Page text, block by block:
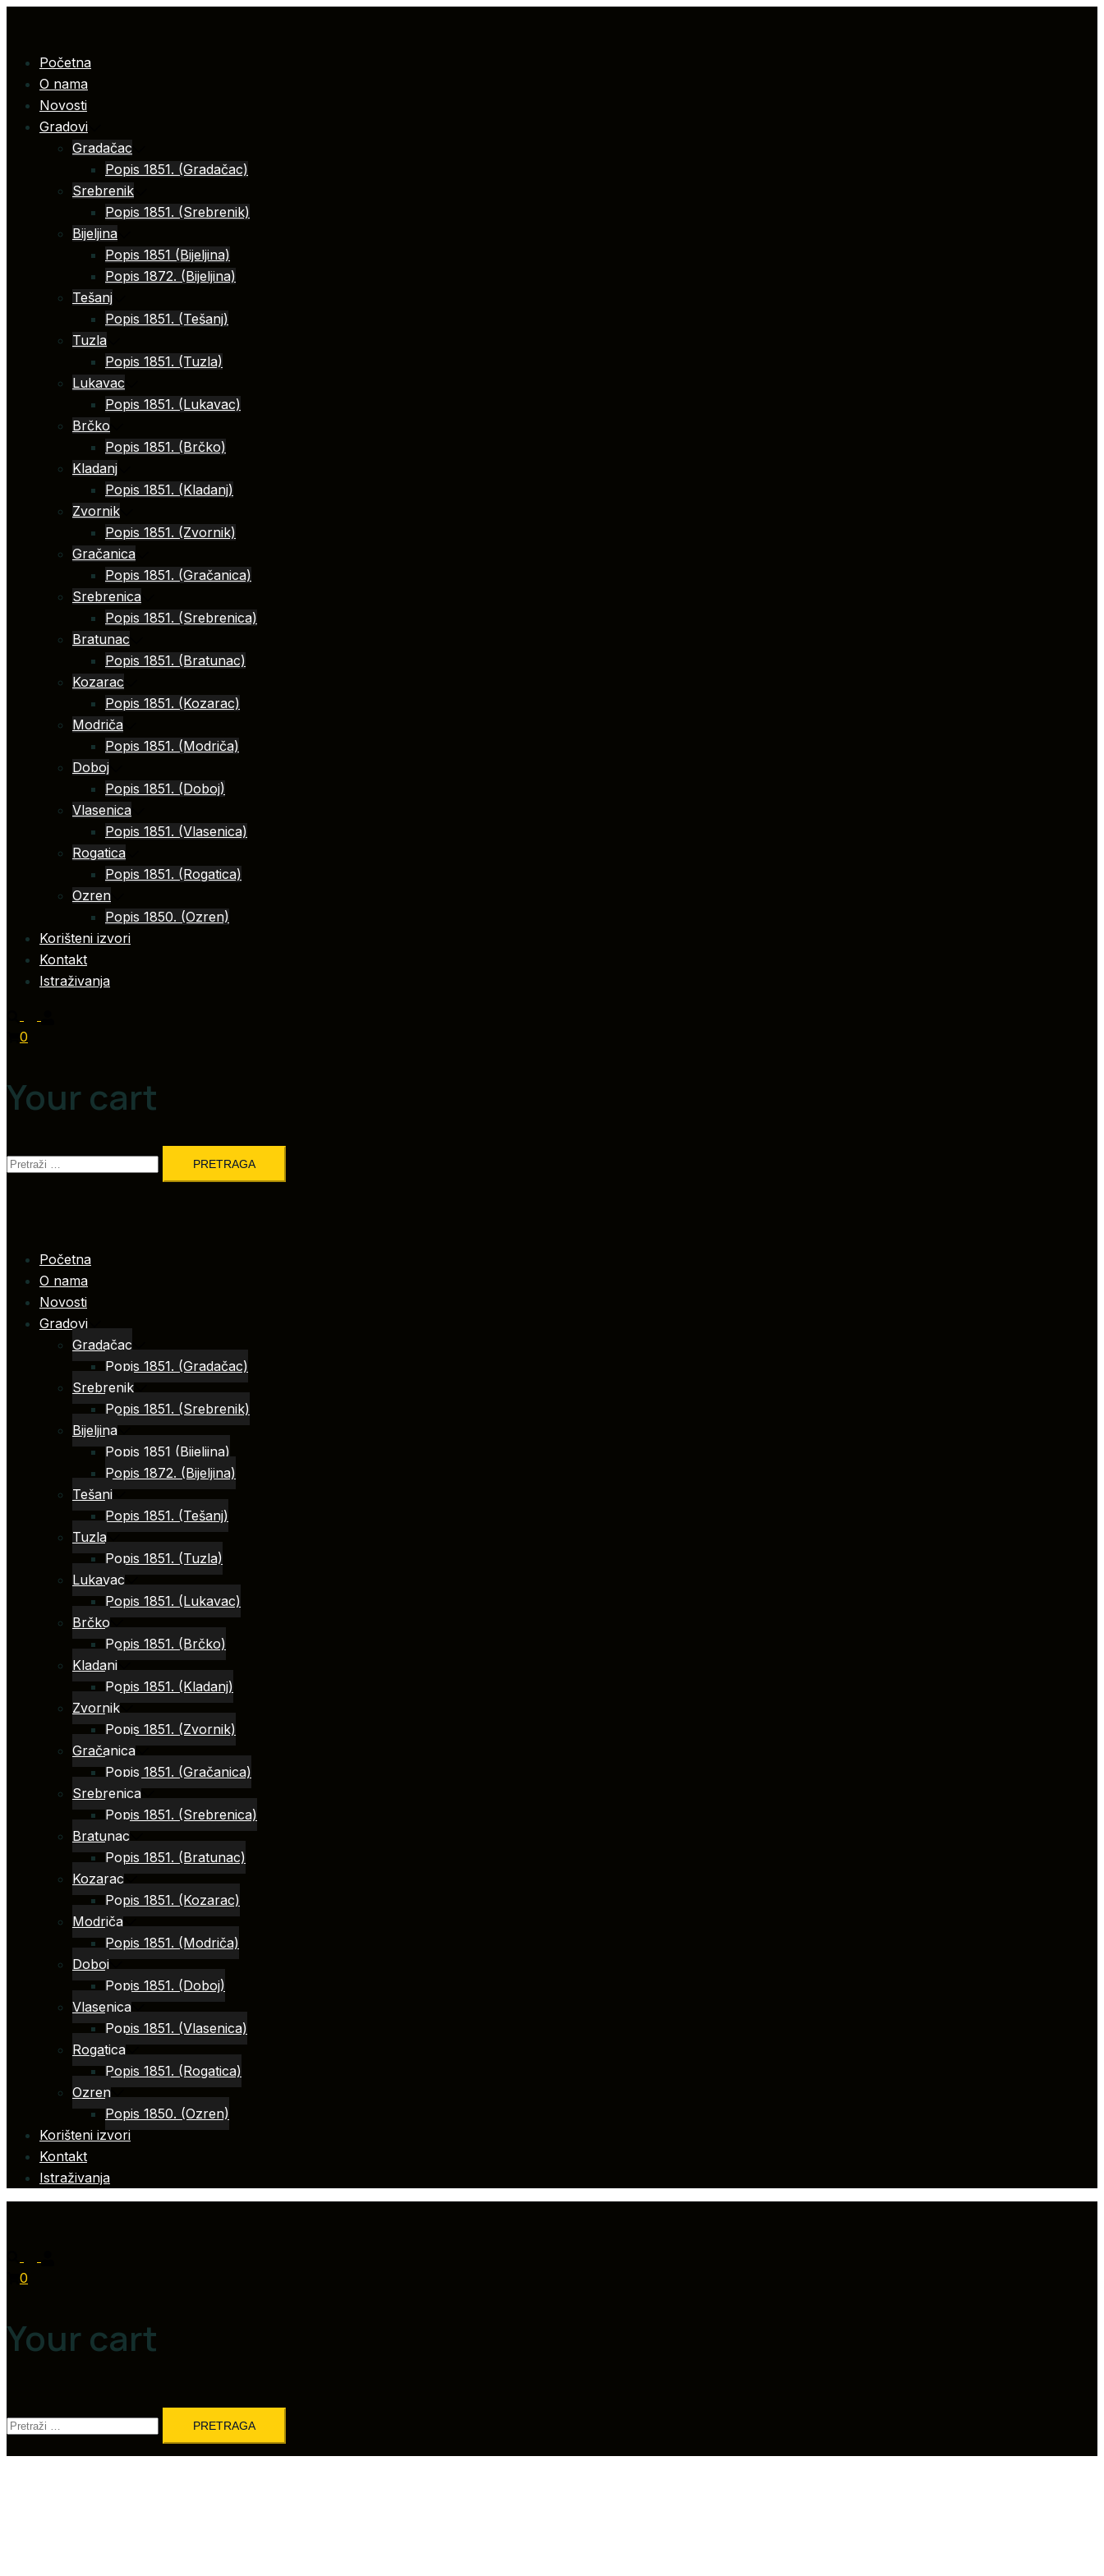
contentPočetna
O nama
Novosti
Gradovi
Gradačac
Popis 1851. (Gradačac)
Srebrenik
Popis 1851. (Srebrenik)
Bijeljina
Popis 1851 (Bijeljina)
Popis 1872. (Bijeljina)
Tešanj
Popis 1851. (Tešanj)
Tuzla
Popis 1851. (Tuzla)
Lukavac
Popis 1851. (Lukavac)
Brčko
Popis 1851. (Brčko)
Kladanj
Popis 1851. (Kladanj)
Zvornik
Popis 1851. (Zvornik)
Gračanica
Popis 1851. (Gračanica)
Srebrenica
Popis 1851. (Srebrenica)
Bratunac
Popis 1851. (Bratunac)
Kozarac
Popis 1851. (Kozarac)
Modriča
Popis 1851. (Modriča)
Doboj
Popis 1851. (Doboj)
Vlasenica
Popis 1851. (Vlasenica)
Rogatica
Popis 1851. (Rogatica)
Ozren
Popis 1850. (Ozren)
Korišteni izvori
Kontakt
Istraživanja
0
Your cart
Pretraga:
Početna
O nama
Novosti
Gradovi
Gradačac
Popis 1851. (Gradačac)
Srebrenik
Popis 1851. (Srebrenik)
Bijeljina
Popis 1851 (Bijeljina)
Popis 1872. (Bijeljina)
Tešanj
Popis 1851. (Tešanj)
Tuzla
Popis 1851. (Tuzla)
Lukavac
Popis 1851. (Lukavac)
Brčko
Popis 1851. (Brčko)
Kladanj
Popis 1851. (Kladanj)
Zvornik
Popis 1851. (Zvornik)
Gračanica
Popis 1851. (Gračanica)
Srebrenica
Popis 1851. (Srebrenica)
Bratunac
Popis 1851. (Bratunac)
Kozarac
Popis 1851. (Kozarac)
Modriča
Popis 1851. (Modriča)
Doboj
Popis 1851. (Doboj)
Vlasenica
Popis 1851. (Vlasenica)
Rogatica
Popis 1851. (Rogatica)
Ozren
Popis 1850. (Ozren)
Korišteni izvori
Kontakt
Istraživanja
0
Your cart
Pretraga: